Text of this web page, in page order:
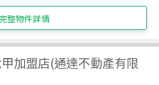
整物件詳情
加盟店(通達不動產有限